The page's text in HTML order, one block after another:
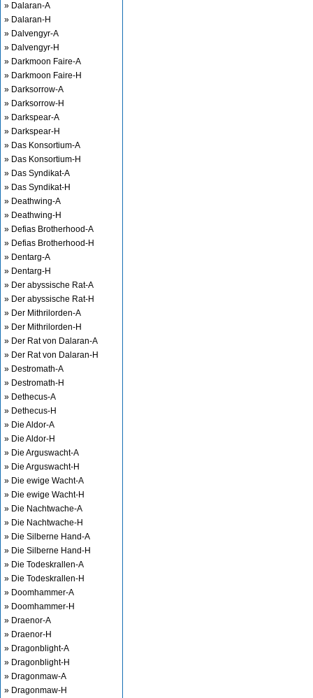
» Dalaran-A
» Dalaran-H
» Dalvengyr-A
» Dalvengyr-H
» Darkmoon Faire-A
» Darkmoon Faire-H
» Darksorrow-A
» Darksorrow-H
» Darkspear-A
» Darkspear-H
» Das Konsortium-A
» Das Konsortium-H
» Das Syndikat-A
» Das Syndikat-H
» Deathwing-A
» Deathwing-H
» Defias Brotherhood-A
» Defias Brotherhood-H
» Dentarg-A
» Dentarg-H
» Der abyssische Rat-A
» Der abyssische Rat-H
» Der Mithrilorden-A
» Der Mithrilorden-H
» Der Rat von Dalaran-A
» Der Rat von Dalaran-H
» Destromath-A
» Destromath-H
» Dethecus-A
» Dethecus-H
» Die Aldor-A
» Die Aldor-H
» Die Arguswacht-A
» Die Arguswacht-H
» Die ewige Wacht-A
» Die ewige Wacht-H
» Die Nachtwache-A
» Die Nachtwache-H
» Die Silberne Hand-A
» Die Silberne Hand-H
» Die Todeskrallen-A
» Die Todeskrallen-H
» Doomhammer-A
» Doomhammer-H
» Draenor-A
» Draenor-H
» Dragonblight-A
» Dragonblight-H
» Dragonmaw-A
» Dragonmaw-H